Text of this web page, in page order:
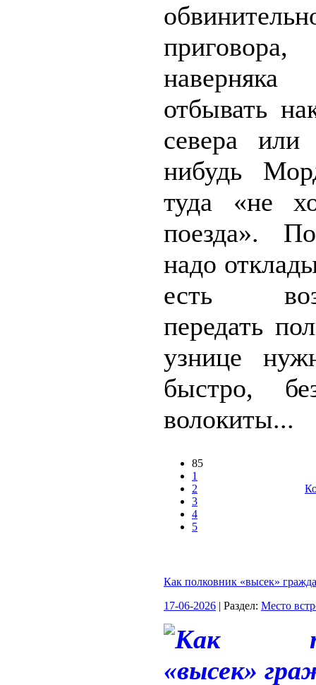
наверняка
отбывать
севера
нибудь
туда «не
поезда».
надо
есть
передать
узнице
быстро,
волокиты...
85
1
2
3
4
5
Как полковник «высек»
17-06-2026 | Раздел: Место